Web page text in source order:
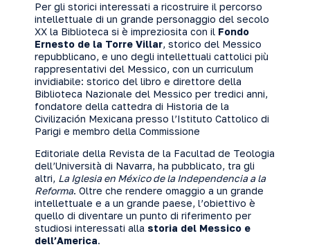
Per gli storici interessati a ricostruire il percorso
intellettuale di un grande personaggio del secolo
XX la Biblioteca si è impreziosita con il Fondo
Ernesto de la Torre Villar, storico del Messico
repubblicano, e uno degli intellettuali cattolici più
rappresentativi del Messico, con un curriculum
invidiabile: storico del libro e direttore della
Biblioteca Nazionale del Messico per tredici anni,
fondatore della cattedra di Historia de la
Civilización Mexicana presso l’Istituto Cattolico di
Parigi e membro della Commissione
Editoriale della Revista de la Facultad de Teologia
dell’Università di Navarra, ha pubblicato, tra gli
altri, La Iglesia en México de la Independencia a la
Reforma. Oltre che rendere omaggio a un grande
intellettuale e a un grande paese, l’obiettivo è
quello di diventare un punto di riferimento per
studiosi interessati alla storia del Messico e
dell’America.